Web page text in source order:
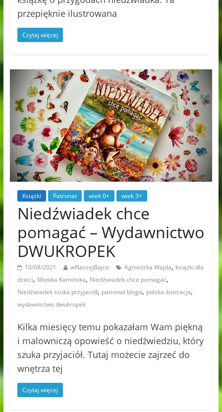
przepięknie ilustrowana
Czytaj więcej
Książki Patronat wiek 0+ wiek 3+
Niedźwiadek chce
pomagać – Wydawnictwo
DWUKROPEK
10/08/2021 wNaszejBajce Agnieszka Wajda, książki dla
dzieci, Monika Kamińska, Niedźwiadek chce pomagać,
Niedźwiadek szuka przyjaciół, patronat bloga, polska ilustracja,
wydawnictwo dwukropek
Kilka miesięcy temu pokazałam Wam piękną
i malowniczą opowieść o niedźwiedziu, który
szuka przyjaciół. Tutaj możecie zajrzeć do
wnętrza tej
Czytaj więcej